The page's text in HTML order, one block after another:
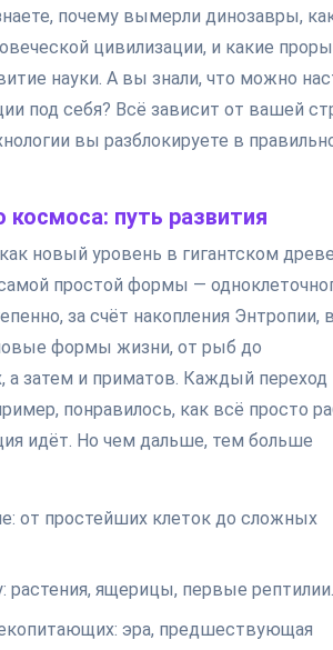
почему вымерли динозавры,
цивилизации, и какие
науки. А вы знали, что можно
под себя? Всё зависит от вашей
вы разблокируете в
космоса: путь развития
новый уровень в гигантском
простой формы —
за счёт накопления Энтропии,
формы жизни, от рыб до
а затем и приматов. Каждый переход
понравилось, как всё просто
идёт. Но чем дальше, тем больше
от простейших клеток до сложных
растения, ящерицы, первые рептилии.
эра, предшествующая